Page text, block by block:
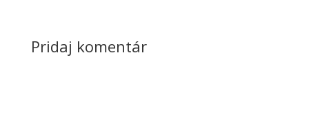
Pridaj komentár